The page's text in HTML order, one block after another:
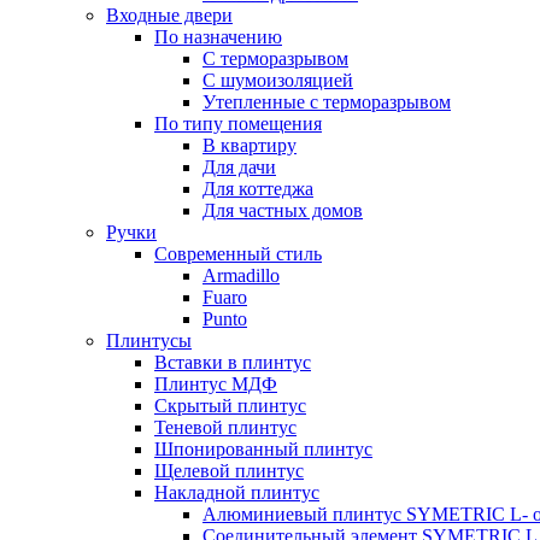
Входные двери
По назначению
С терморазрывом
С шумоизоляцией
Утепленные с терморазрывом
По типу помещения
В квартиру
Для дачи
Для коттеджа
Для частных домов
Ручки
Современный стиль
Armadillo
Fuaro
Punto
Плинтусы
Вставки в плинтус
Плинтус МДФ
Скрытый плинтус
Теневой плинтус
Шпонированный плинтус
Щелевой плинтус
Накладной плинтус
Алюминиевый плинтус SYMETRIC L-
Соединительный элемент SYMETRIC L